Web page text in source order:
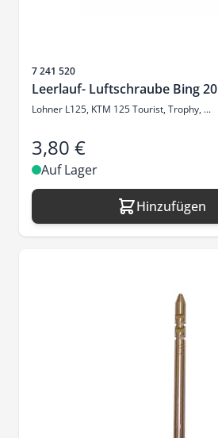
Artikelnr.
7 241 520
Leerlauf- Luftschraube Bing 20
Lohner L125, KTM 125 Tourist, Trophy, ...
3,80 €
Auf Lager
Hinzufügen